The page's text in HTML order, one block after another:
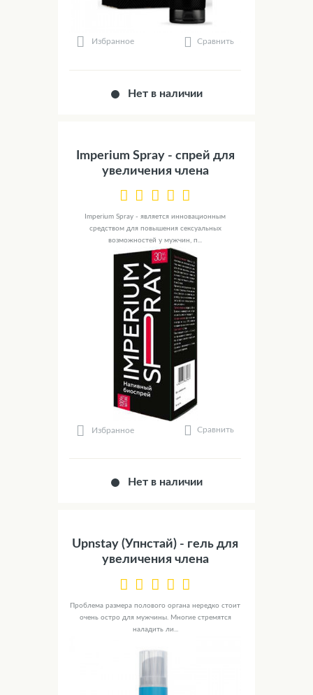
Избранное Сравнить
Нет в наличии
Imperium Spray - спрей для
увеличения члена
Imperium Spray - является инновационным
средством для повышения сексуальных
возможностей у мужчин, п...
Избранное Сравнить
Нет в наличии
Upnstay (Упнстай) - гель для
увеличения члена
Проблема размера полового органа нередко стоит
очень остро для мужчины. Многие стремятся
наладить ли...